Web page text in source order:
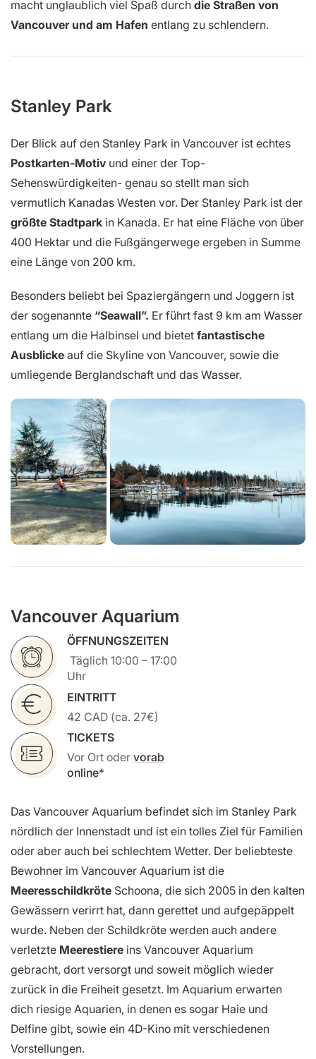
macht unglaublich viel Spaß durch die Straßen von
Vancouver und am Hafen entlang zu schlendern.
Stanley Park
Der Blick auf den Stanley Park in Vancouver ist echtes
Postkarten-Motiv und einer der Top-
Sehenswürdigkeiten- genau so stellt man sich
vermutlich Kanadas Westen vor. Der Stanley Park ist der
größte Stadtpark in Kanada. Er hat eine Fläche von über
400 Hektar und die Fußgängerwege ergeben in Summe
eine Länge von 200 km.
Besonders beliebt bei Spaziergängern und Joggern ist
der sogenannte “Seawall”. Er führt fast 9 km am Wasser
entlang um die Halbinsel und bietet fantastische
Ausblicke auf die Skyline von Vancouver, sowie die
umliegende Berglandschaft und das Wasser.
Vancouver Aquarium
ÖFFNUNGSZEITEN
Täglich 10:00 – 17:00
Uhr
EINTRITT
42 CAD (ca. 27€)
TICKETS
Vor Ort oder vorab
online
Das Vancouver Aquarium befindet sich im Stanley Park
nördlich der Innenstadt und ist ein tolles Ziel für Familien
oder aber auch bei schlechtem Wetter. Der beliebteste
Bewohner im Vancouver Aquarium ist die
Meeresschildkröte Schoona, die sich 2005 in den kalten
Gewässern verirrt hat, dann gerettet und aufgepäppelt
wurde. Neben der Schildkröte werden auch andere
verletzte Meerestiere ins Vancouver Aquarium
gebracht, dort versorgt und soweit möglich wieder
zurück in die Freiheit gesetzt. Im Aquarium erwarten
dich riesige Aquarien, in denen es sogar Haie und
Delfine gibt, sowie ein 4D-Kino mit verschiedenen
Vorstellungen.